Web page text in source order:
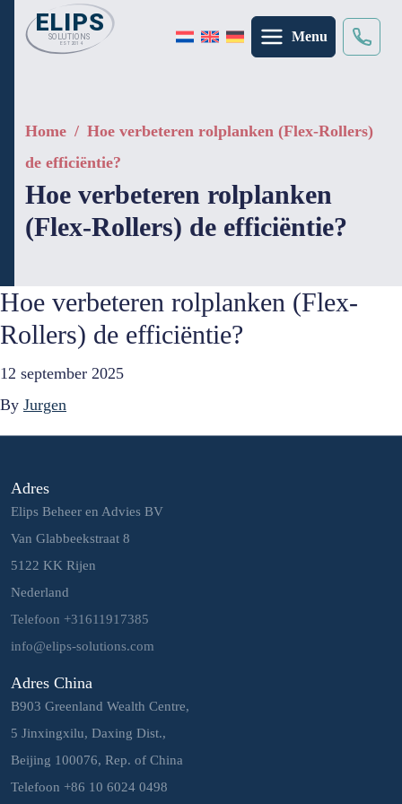
Menu
Home / Hoe verbeteren rolplanken (Flex-Rollers)
de efficiëntie?
Hoe verbeteren rolplanken
(Flex-Rollers) de efficiëntie?
Hoe verbeteren rolplanken (Flex-
Rollers) de efficiëntie?
12 september 2025
By Jurgen
Adres
Elips Beheer en Advies BV
Van Glabbeekstraat 8
5122 KK Rijen
Nederland
Telefoon +31611917385
info@elips-solutions.com
Adres China
B903 Greenland Wealth Centre,
5 Jinxingxilu, Daxing Dist.,
Beijing 100076, Rep. of China
Telefoon +86 10 6024 0498